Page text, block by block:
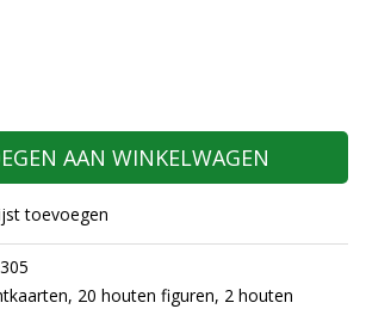
AAN WINKELWAGEN
toevoegen
20 houten figuren, 2 houten